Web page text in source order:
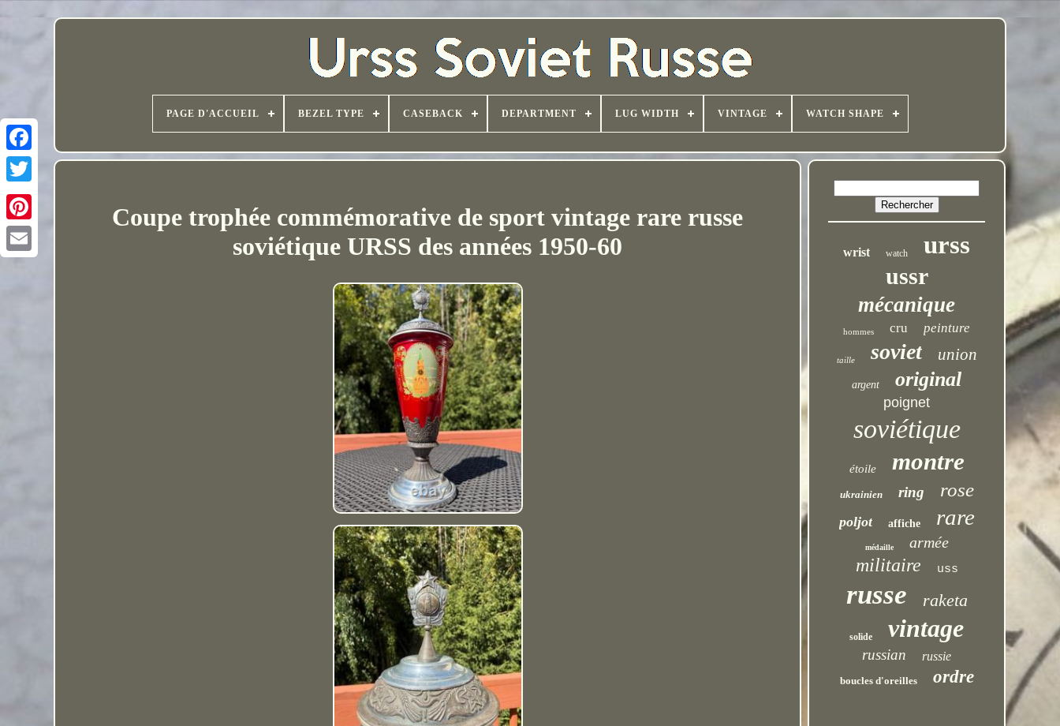
PAGE D'ACCUEIL BEZEL TYPE CASEBACK DEPARTMENT LUG WIDTH VINTAGE WATCH SHAPE
Coupe trophée commémorative de sport vintage rare russe
soviétique URSS des années 1950-60
wrist watch urss
ussr
mécanique
hommes cru peinture
taille soviet union
argent original
poignet
soviétique
étoile montre
ukrainien ring rose
poljot affiche rare
médaille armée
militaire uss
russe raketa
solide vintage
russian russie
boucles d'oreilles ordre